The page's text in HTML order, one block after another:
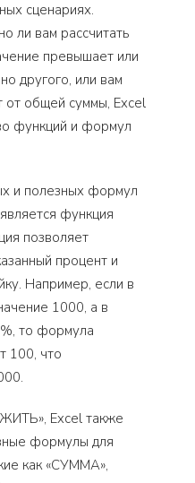
сценариях.
ли вам рассчитать
превышает или
другого, или вам
от общей суммы, Excel
функций и формул
и полезных формул
функция
позволяет
процент и
Например, если в
1000, а в
то формула
100, что
Excel также
формулы для
как «СУММА»,